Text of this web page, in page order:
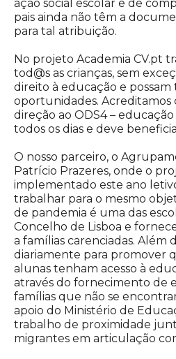
ação social escolar e de
pais ainda não têm a
para tal atribuição.
No projeto Academia CV.pt
tod@s as crianças, sem
direito à educação e
oportunidades. Acreditamos
direção ao ODS4– educação
todos os dias e deve
O nosso parceiro, o
Patrício Prazeres, onde o
implementado este ano
trabalhar para o mesmo
de pandemia é uma das
Concelho de Lisboa e
a famílias carenciadas. Além
diariamente para promover
alunas tenham acesso à
através do fornecimento de
famílias que não se
apoio do Ministério de
trabalho de proximidade
migrantes em articulação